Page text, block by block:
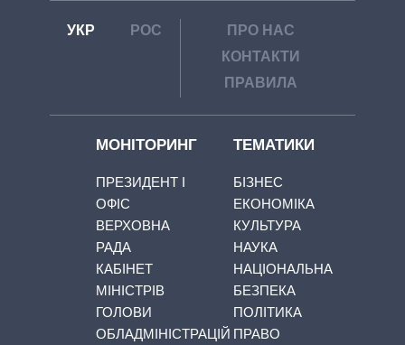
УКР РОС
ПРО НАС
КОНТАКТИ
ПРАВИЛА
МОНІТОРИНГ
ПРЕЗИДЕНТ І
ОФІС
ВЕРХОВНА
РАДА
КАБІНЕТ
МІНІСТРІВ
ГОЛОВИ
ОБЛАДМІНІСТРАЦІЙ
ТЕМАТИКИ
БІЗНЕС
ЕКОНОМІКА
КУЛЬТУРА
НАУКА
НАЦІОНАЛЬНА
БЕЗПЕКА
ПОЛІТИКА
ПРАВО